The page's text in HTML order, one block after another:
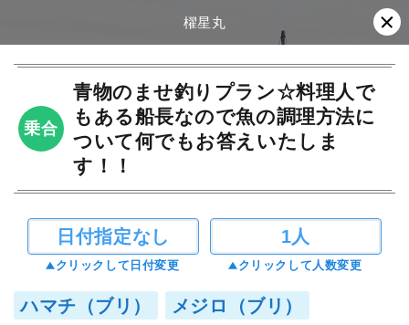
櫂星丸
乗合
青物のませ釣りプラン☆料理人で
もある船長なので魚の調理方法に
ついて何でもお答えいたしま
す！！
日付指定なし
クリックして日付変更
1人
クリックして人数変更
ハマチ（ブリ） メジロ（ブリ）